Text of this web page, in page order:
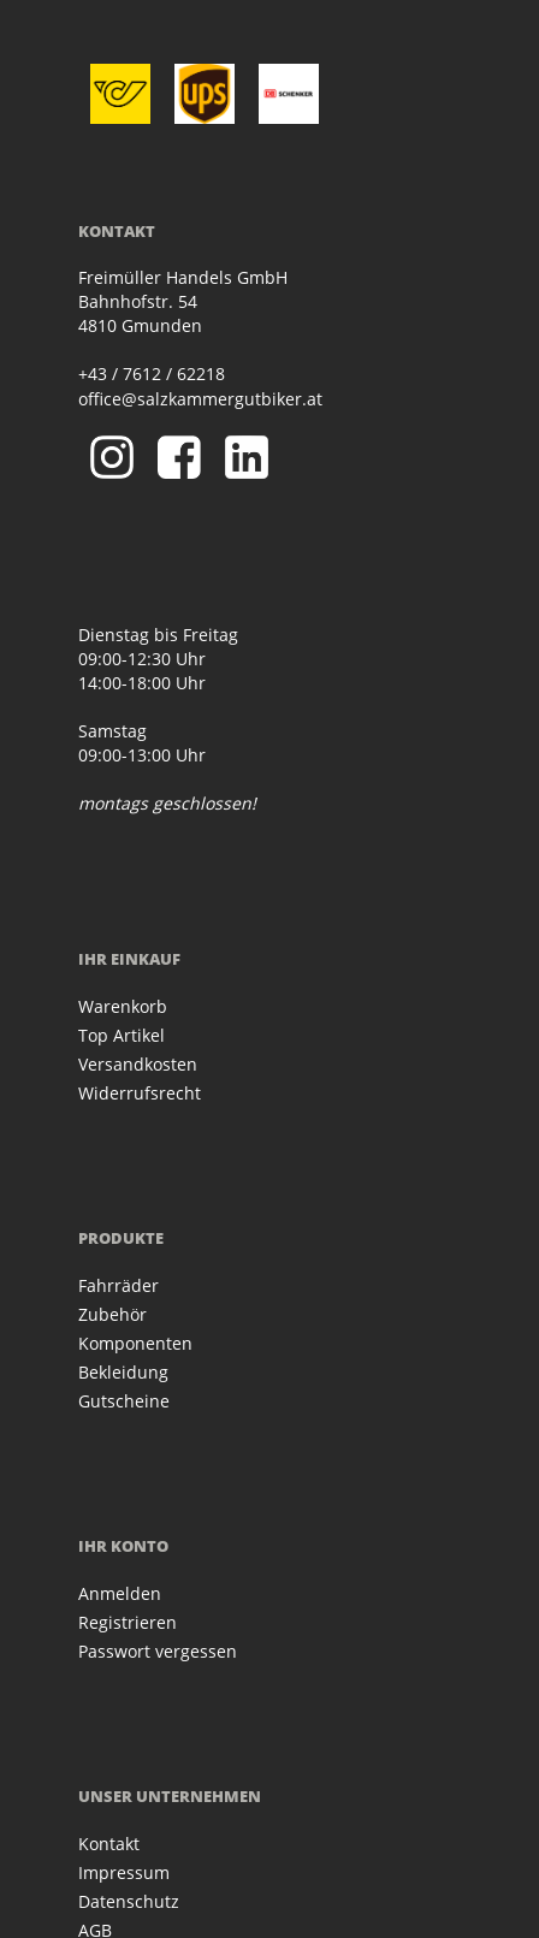
KONTAKT
Freimüller Handels GmbH
Bahnhofstr. 54
4810 Gmunden
+43 / 7612 / 62218
office@salzkammergutbiker.at
Dienstag bis Freitag
09:00-12:30 Uhr
14:00-18:00 Uhr
Samstag
09:00-13:00 Uhr
montags geschlossen!
IHR EINKAUF
Warenkorb
Top Artikel
Versandkosten
Widerrufsrecht
PRODUKTE
Fahrräder
Zubehör
Komponenten
Bekleidung
Gutscheine
IHR KONTO
Anmelden
Registrieren
Passwort vergessen
UNSER UNTERNEHMEN
Kontakt
Impressum
Datenschutz
AGB